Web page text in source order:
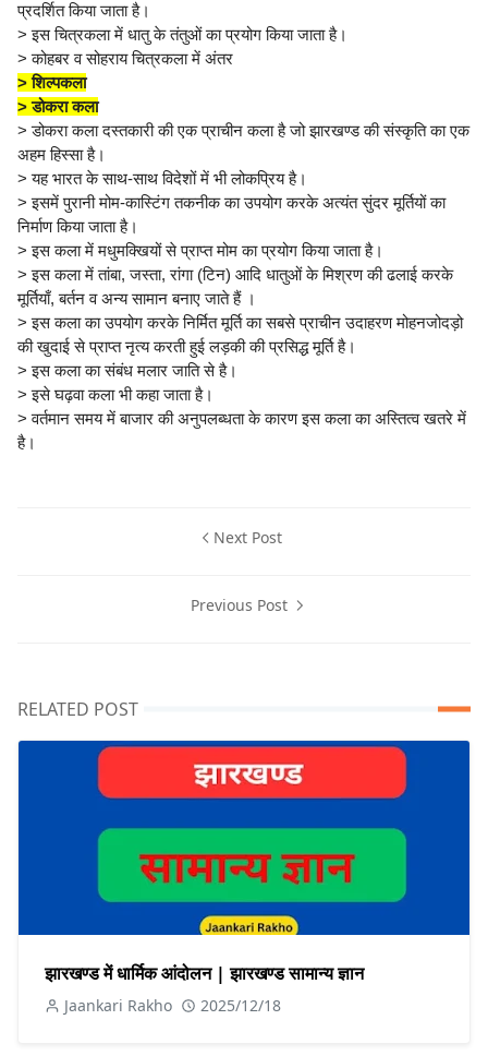
प्रदर्शित किया जाता है।
> इस चित्रकला में धातु के तंतुओं का प्रयोग किया जाता है।
> कोहबर व सोहराय चित्रकला में अंतर
> शिल्पकला
> डोकरा कला
> डोकरा कला दस्तकारी की एक प्राचीन कला है जो झारखण्ड की संस्कृति का एक
अहम हिस्सा है।
> यह भारत के साथ-साथ विदेशों में भी लोकप्रिय है।
> इसमें पुरानी मोम-कास्टिंग तकनीक का उपयोग करके अत्यंत सुंदर मूर्तियों का
निर्माण किया जाता है।
> इस कला में मधुमक्खियों से प्राप्त मोम का प्रयोग किया जाता है।
> इस कला में तांबा, जस्ता, रांगा (टिन) आदि धातुओं के मिश्रण की ढलाई करके
मूर्तियाँ, बर्तन व अन्य सामान बनाए जाते हैं ।
> इस कला का उपयोग करके निर्मित मूर्ति का सबसे प्राचीन उदाहरण मोहनजोदड़ो
की खुदाई से प्राप्त नृत्य करती हुई लड़की की प्रसिद्ध मूर्ति है।
> इस कला का संबंध मलार जाति से है।
> इसे घढ़वा कला भी कहा जाता है।
> वर्तमान समय में बाजार की अनुपलब्धता के कारण इस कला का अस्तित्व खतरे में
है।
Next Post
Previous Post
RELATED POST
झारखण्ड में धार्मिक आंदोलन | झारखण्ड सामान्य ज्ञान
Jaankari Rakho 2025/12/18